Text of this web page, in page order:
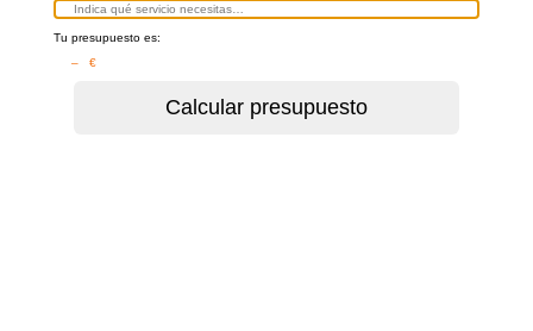
Tu presupuesto es:
– €